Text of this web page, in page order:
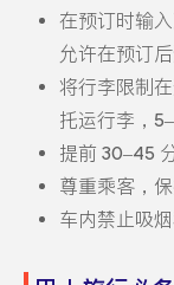
在预订时输
允许在预订后
将行李限制
托运行李，
提前 30–45
尊重乘客，保
车内禁止吸